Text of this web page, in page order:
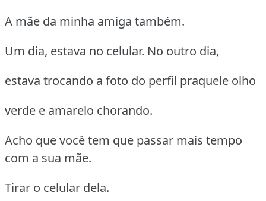
A mãe da minha amiga também.
Um dia, estava no celular. No outro dia,
estava trocando a foto do perfil praquele olho
verde e amarelo chorando.
Acho que você tem que passar mais tempo
com a sua mãe.
Tirar o celular dela.